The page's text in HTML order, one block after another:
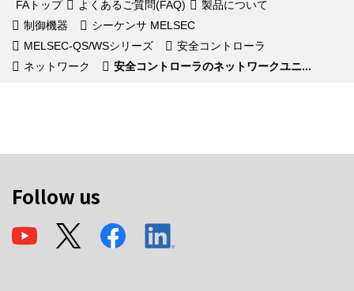
FAトップ よくあるご質問(FAQ)
製品について
制御機器
シーケンサ MELSEC
MELSEC-QS/WSシリーズ
安全コントローラ
ネットワーク
安全コントローラのネットワークユニ...
Follow us